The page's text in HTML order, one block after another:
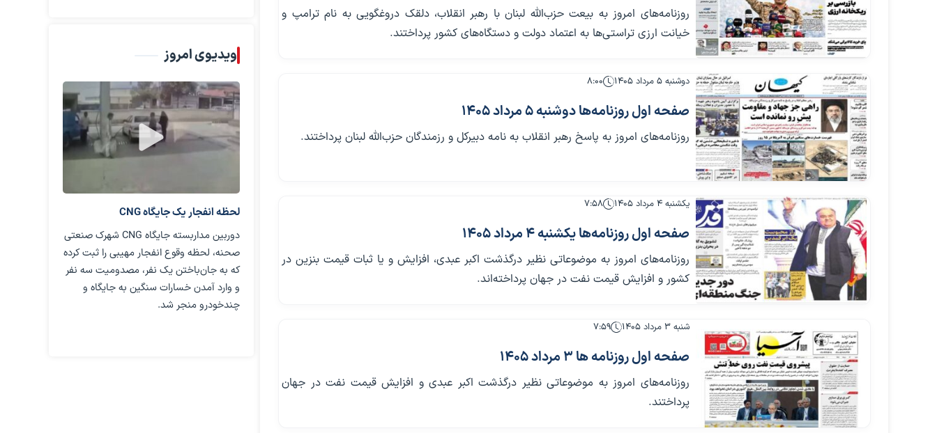
روزنامه‌های امروز به بیعت حزب‌الله لبنان با رهبر انقلاب، دلقک دروغگویی به نام ترامپ و
خیانت ارزی تراستی‌ها به اعتماد دولت و دستگاه‌های کشور پرداختند.
دوشنبه ۵ مرداد ۱۴۰۵ ۸:۰۰
صفحه اول روزنامه‌ها دوشنبه 5 مرداد 1405
روزنامه‌های امروز به پاسخ رهبر انقلاب به نامه دبیرکل و رزمندگان حزب‌الله لبنان پرداختند.
یکشنبه ۴ مرداد ۱۴۰۵ ۷:۵۸
صفحه اول روزنامه‌ها یکشنبه 4 مرداد 1405
روزنامه‌های امروز به موضوعاتی نظیر درگذشت اکبر عبدی، افزایش و یا ثبات قیمت بنزین در
کشور و افزایش قیمت نفت در جهان پرداخته‌اند.
شنبه ۳ مرداد ۱۴۰۵ ۷:۵۹
صفحه اول روزنامه ها 3 مرداد 1405
روزنامه‌های امروز به موضوعاتی نظیر درگذشت اکبر عبدی و افزایش قیمت نفت در جهان
پرداختند.
ویدیوی امروز
لحظه انفجار یک جایگاه CNG
دوربین مداربسته جایگاه CNG شهرک صنعتی
صحنه، لحظه وقوع انفجار مهیبی را ثبت کرده
که به جان‌باختن یک نفر، مصدومیت سه نفر
و وارد آمدن خسارات سنگین به جایگاه و
چندخودرو منجر شد.